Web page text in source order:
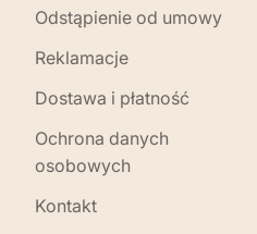
Odstąpienie od umowy
Reklamacje
Dostawa i płatność
Ochrona danych
osobowych
Kontakt